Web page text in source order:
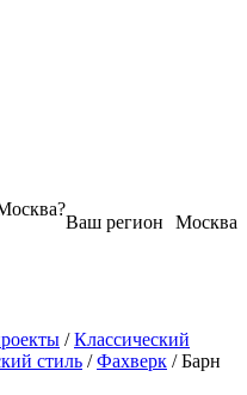
Москва
Ваш регион
?
/Классический
стиль /Фахверк /Барн